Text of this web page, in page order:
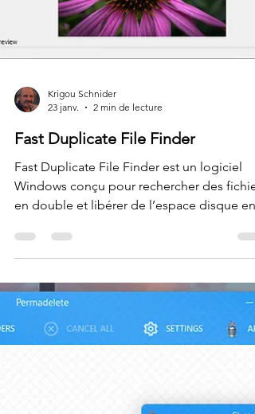
Krigou Schnider
Fast Duplicate File Finder
Fast Duplicate File Finder est un logiciel
Windows conçu pour rechercher des
analyse non seulement les noms de
mais aussi leur contenu pour identifier les
fichiers réellement identiques.